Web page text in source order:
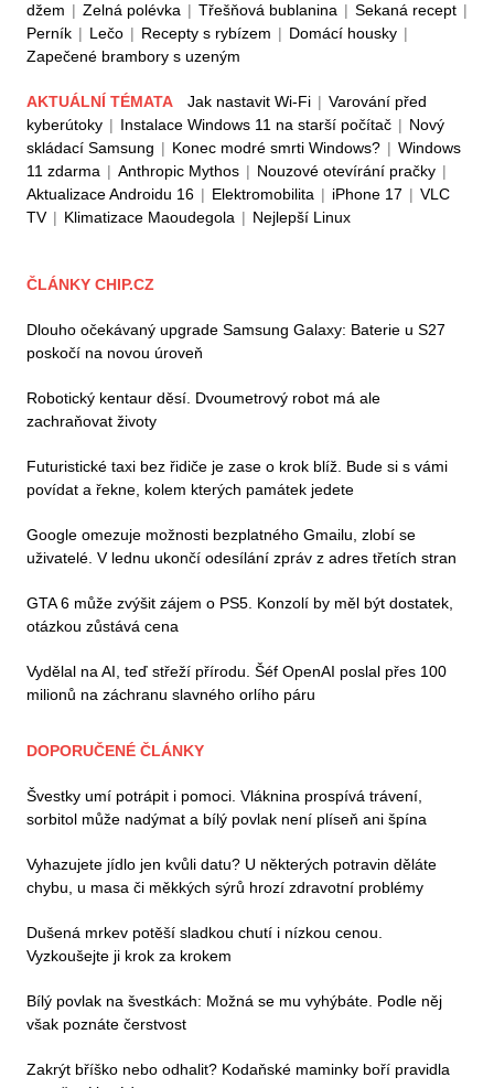
džem | Zelná polévka | Třešňová bublanina | Sekaná recept |
Perník | Lečo | Recepty s rybízem | Domácí housky |
Zapečené brambory s uzeným
AKTUÁLNÍ TÉMATA Jak nastavit Wi-Fi | Varování před
kyberútoky | Instalace Windows 11 na starší počítač | Nový
skládací Samsung | Konec modré smrti Windows? | Windows
11 zdarma | Anthropic Mythos | Nouzové otevírání pračky |
Aktualizace Androidu 16 | Elektromobilita | iPhone 17 | VLC
TV | Klimatizace Maoudegola | Nejlepší Linux
ČLÁNKY CHIP.CZ
Dlouho očekávaný upgrade Samsung Galaxy: Baterie u S27
poskočí na novou úroveň
Robotický kentaur děsí. Dvoumetrový robot má ale
zachraňovat životy
Futuristické taxi bez řidiče je zase o krok blíž. Bude si s vámi
povídat a řekne, kolem kterých památek jedete
Google omezuje možnosti bezplatného Gmailu, zlobí se
uživatelé. V lednu ukončí odesílání zpráv z adres třetích stran
GTA 6 může zvýšit zájem o PS5. Konzolí by měl být dostatek,
otázkou zůstává cena
Vydělal na AI, teď střeží přírodu. Šéf OpenAI poslal přes 100
milionů na záchranu slavného orlího páru
DOPORUČENÉ ČLÁNKY
Švestky umí potrápit i pomoci. Vláknina prospívá trávení,
sorbitol může nadýmat a bílý povlak není plíseň ani špína
Vyhazujete jídlo jen kvůli datu? U některých potravin děláte
chybu, u masa či měkkých sýrů hrozí zdravotní problémy
Dušená mrkev potěší sladkou chutí i nízkou cenou.
Vyzkoušejte ji krok za krokem
Bílý povlak na švestkách: Možná se mu vyhýbáte. Podle něj
však poznáte čerstvost
Zakrýt bříško nebo odhalit? Kodaňské maminky boří pravidla